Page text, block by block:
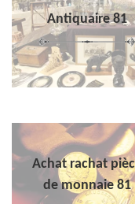
Antiquaire 81
Achat rachat
de monnaie 81